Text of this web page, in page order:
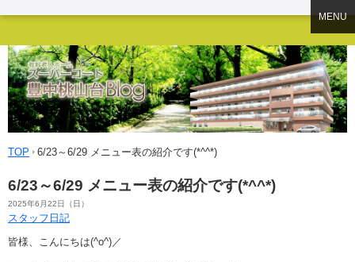
MENU
TOP 6/23～6/29 メニュー表の紹介です(*^^*)
6/23～6/29 メニュー表の紹介です(*^^*)
2025年6月22日（日）
スタッフ日記
皆様、こんにちは(^o^)／